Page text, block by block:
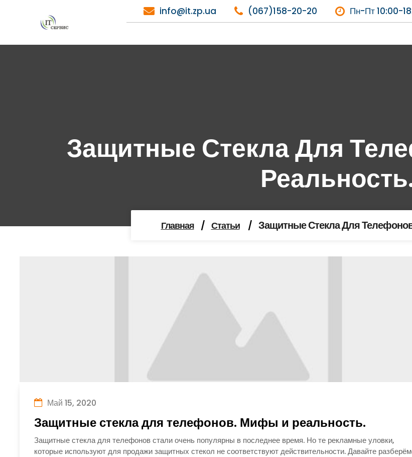
содержимому
info@it.zp.ua (067)158-20-20 Пн-Пт 10:00-
Защитные Стекла Для
Главная / Статьи / Защитные Стекла Для
Май 15, 2020
Защитные стекла для телефонов. Мифы и реальность.
Защитные стекла для телефонов стали очень популярны в последнее время. Но те рекламные уловки,
которые используют для продажи защитных стекол не соответствуют действительности. Давайте